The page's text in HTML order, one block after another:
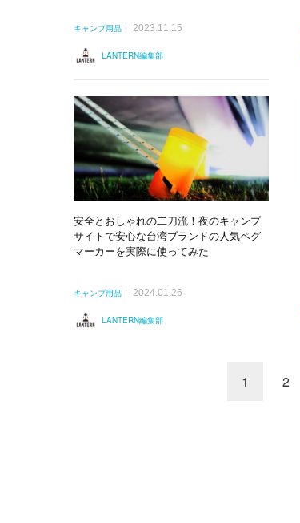
キャンプ用品 2023.11.15
LANTERN編集部
安全とおしゃれの二刀流！夜のキャンプ
サイトで安心な台湾ブランドの人気ペグ
マーカーを実際に使ってみた
キャンプ用品 2024.01.26
LANTERN編集部
1 2